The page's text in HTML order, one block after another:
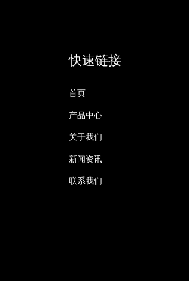
快速链接
首页
产品中心
关于我们
新闻资讯
联系我们